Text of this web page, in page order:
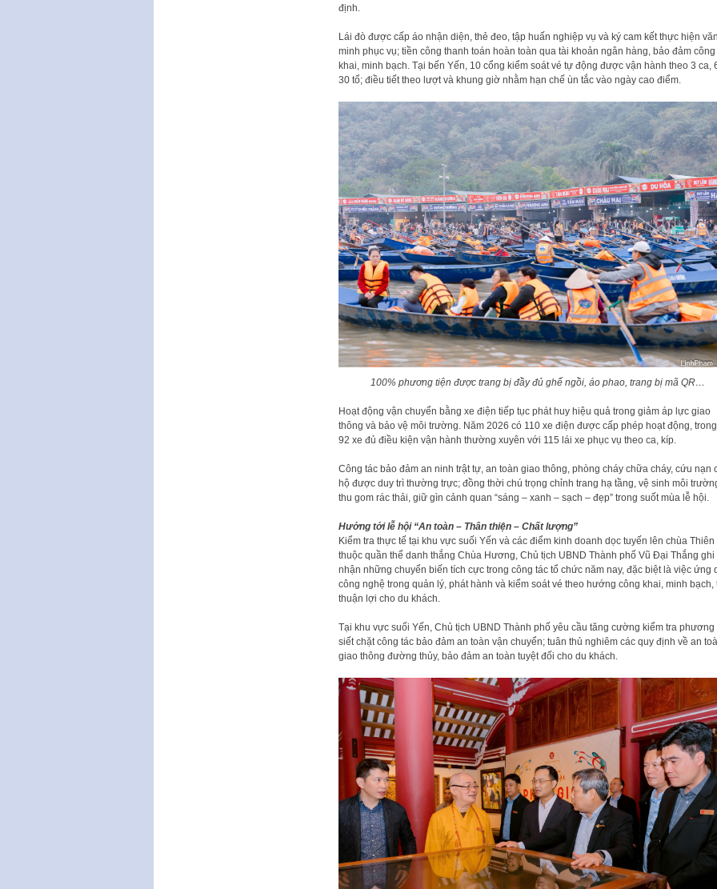
định.
Lái đò được cấp áo nhận diện, thẻ đeo, tập huấn nghiệp vụ và ký cam kết thực hiện văn
minh phục vụ; tiền công thanh toán hoàn toàn qua tài khoản ngân hàng, bảo đảm công
khai, minh bạch. Tại bến Yến, 10 cổng kiểm soát vé tự động được vận hành theo 3 ca,
30 tổ; điều tiết theo lượt và khung giờ nhằm hạn chế ùn tắc vào ngày cao điểm.
100% phương tiện được trang bị đầy đủ ghế ngồi, áo phao, trang bị mã QR…
Hoạt động vận chuyển bằng xe điện tiếp tục phát huy hiệu quả trong giảm áp lực giao
thông và bảo vệ môi trường. Năm 2026 có 110 xe điện được cấp phép hoạt động,
92 xe đủ điều kiện vận hành thường xuyên với 115 lái xe phục vụ theo ca, kíp.
Công tác bảo đảm an ninh trật tự, an toàn giao thông, phòng cháy chữa cháy, cứu nạn
hộ được duy trì thường trực; đồng thời chú trọng chỉnh trang hạ tầng, vệ sinh môi
thu gom rác thải, giữ gìn cảnh quan “sáng – xanh – sạch – đẹp” trong suốt mùa lễ hội.
Hướng tới lễ hội “An toàn – Thân thiện – Chất lượng”
Kiểm tra thực tế tại khu vực suối Yến và các điểm kinh doanh dọc tuyến lên chùa Thiên
thuộc quần thể danh thắng Chùa Hương, Chủ tịch UBND Thành phố Vũ Đại Thắng ghi
nhận những chuyển biến tích cực trong công tác tổ chức năm nay, đặc biệt là việc ứng
công nghệ trong quản lý, phát hành và kiểm soát vé theo hướng công khai, minh bạch,
thuận lợi cho du khách.
Tại khu vực suối Yến, Chủ tịch UBND Thành phố yêu cầu tăng cường kiểm tra phương
siết chặt công tác bảo đảm an toàn vận chuyển; tuân thủ nghiêm các quy định về an
giao thông đường thủy, bảo đảm an toàn tuyệt đối cho du khách.